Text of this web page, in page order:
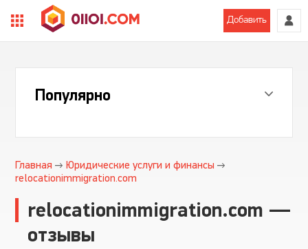
Добавить
Популярно
Главная
Юридические услуги и финансы
relocationimmigration.com
relocationimmigration.com —
отзывы